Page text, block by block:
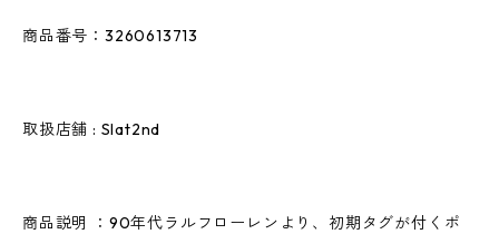
商品番号：3260613713
取扱店舗 : Slat2nd
商品説明 ：90年代ラルフローレンより、初期タグが付くポ